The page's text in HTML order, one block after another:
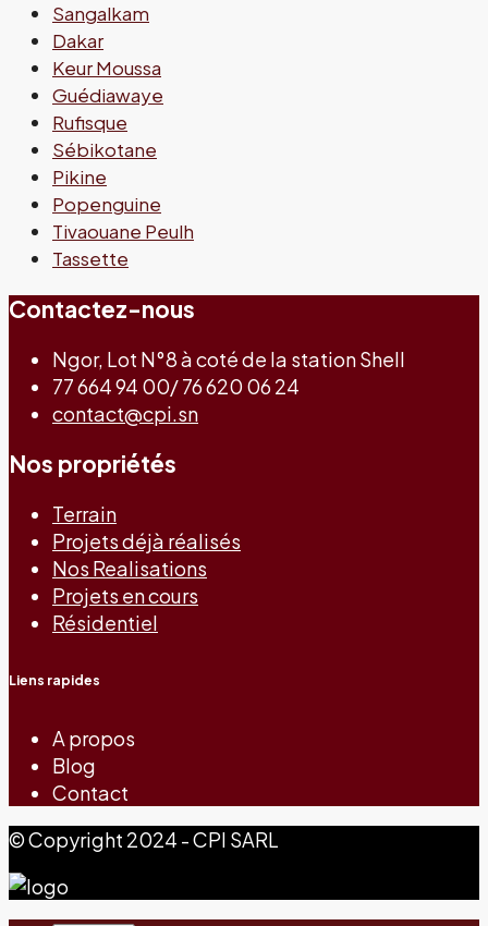
Sangalkam
Dakar
Keur Moussa
Guédiawaye
Rufisque
Sébikotane
Pikine
Popenguine
Tivaouane Peulh
Tassette
Contactez-nous
Ngor, Lot N°8 à coté de la station Shell
77 664 94 00/ 76 620 06 24
contact@cpi.sn
Nos propriétés
Terrain
Projets déjà réalisés
Nos Realisations
Projets en cours
Résidentiel
Liens rapides
A propos
Blog
Contact
© Copyright 2024 - CPI SARL